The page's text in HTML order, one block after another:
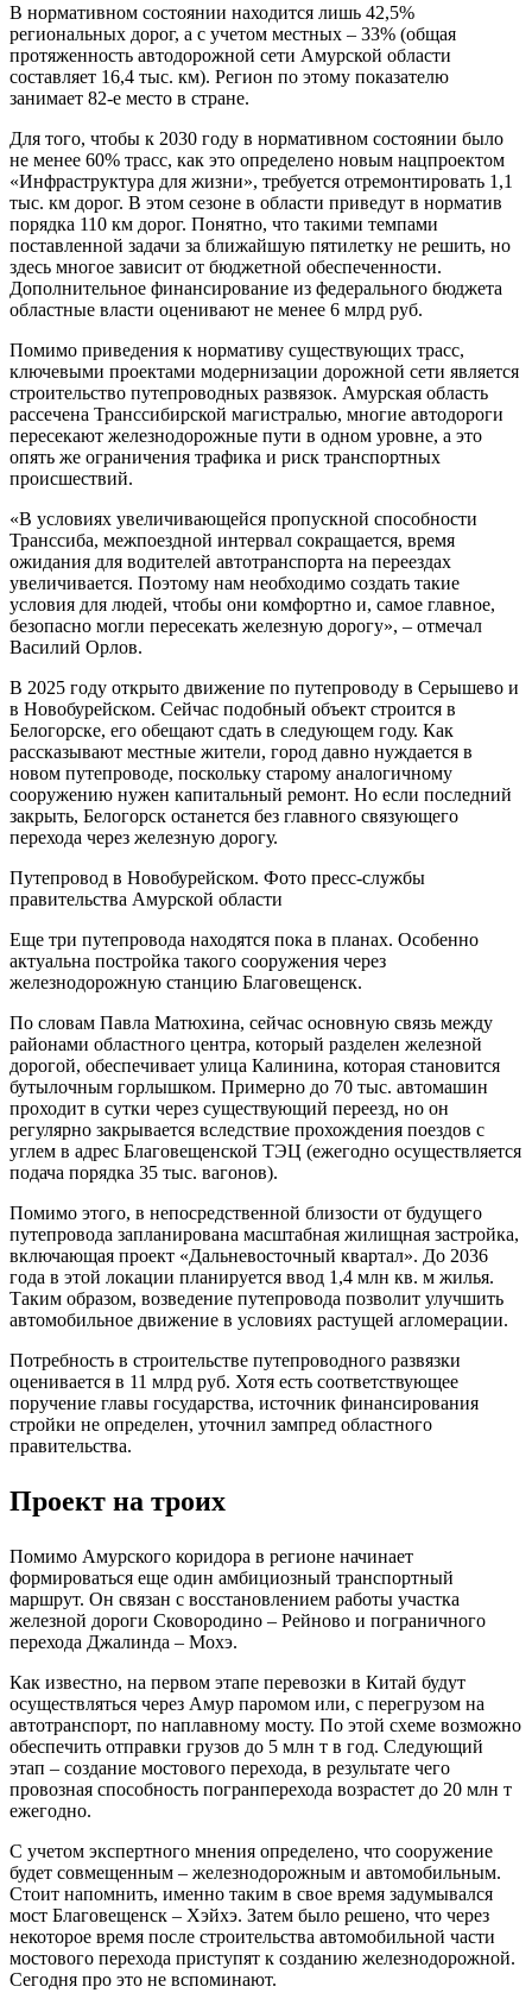
В нормативном состоянии находится лишь 42,5%
региональных дорог, а с учетом местных – 33% (общая
протяженность автодорожной сети Амурской области
составляет 16,4 тыс. км). Регион по этому показателю
занимает 82-е место в стране.
Для того, чтобы к 2030 году в нормативном состоянии было
не менее 60% трасс, как это определено новым нацпроектом
«Инфраструктура для жизни», требуется отремонтировать 1,1
тыс. км дорог. В этом сезоне в области приведут в норматив
порядка 110 км дорог. Понятно, что такими темпами
поставленной задачи за ближайшую пятилетку не решить, но
здесь многое зависит от бюджетной обеспеченности.
Дополнительное финансирование из федерального бюджета
областные власти оценивают не менее 6 млрд руб.
Помимо приведения к нормативу существующих трасс,
ключевыми проектами модернизации дорожной сети является
строительство путепроводных развязок. Амурская область
рассечена Транссибирской магистралью, многие автодороги
пересекают железнодорожные пути в одном уровне, а это
опять же ограничения трафика и риск транспортных
происшествий.
«В условиях увеличивающейся пропускной способности
Транссиба, межпоездной интервал сокращается, время
ожидания для водителей автотранспорта на переездах
увеличивается. Поэтому нам необходимо создать такие
условия для людей, чтобы они комфортно и, самое главное,
безопасно могли пересекать железную дорогу», – отмечал
Василий Орлов.
В 2025 году открыто движение по путепроводу в Серышево и
в Новобурейском. Сейчас подобный объект строится в
Белогорске, его обещают сдать в следующем году. Как
рассказывают местные жители, город давно нуждается в
новом путепроводе, поскольку старому аналогичному
сооружению нужен капитальный ремонт. Но если последний
закрыть, Белогорск останется без главного связующего
перехода через железную дорогу.
Путепровод в Новобурейском. Фото пресс-службы
правительства Амурской области
Еще три путепровода находятся пока в планах. Особенно
актуальна постройка такого сооружения через
железнодорожную станцию Благовещенск.
По словам Павла Матюхина, сейчас основную связь между
районами областного центра, который разделен железной
дорогой, обеспечивает улица Калинина, которая становится
бутылочным горлышком. Примерно до 70 тыс. автомашин
проходит в сутки через существующий переезд, но он
регулярно закрывается вследствие прохождения поездов с
углем в адрес Благовещенской ТЭЦ (ежегодно осуществляется
подача порядка 35 тыс. вагонов).
Помимо этого, в непосредственной близости от будущего
путепровода запланирована масштабная жилищная застройка,
включающая проект «Дальневосточный квартал». До 2036
года в этой локации планируется ввод 1,4 млн кв. м жилья.
Таким образом, возведение путепровода позволит улучшить
автомобильное движение в условиях растущей агломерации.
Потребность в строительстве путепроводного развязки
оценивается в 11 млрд руб. Хотя есть соответствующее
поручение главы государства, источник финансирования
стройки не определен, уточнил зампред областного
правительства.
Проект на троих
Помимо Амурского коридора в регионе начинает
формироваться еще один амбициозный транспортный
маршрут. Он связан с восстановлением работы участка
железной дороги Сковородино – Рейново и пограничного
перехода Джалинда – Мохэ.
Как известно, на первом этапе перевозки в Китай будут
осуществляться через Амур паромом или, с перегрузом на
автотранспорт, по наплавному мосту. По этой схеме возможно
обеспечить отправки грузов до 5 млн т в год. Следующий
этап – создание мостового перехода, в результате чего
провозная способность погранперехода возрастет до 20 млн т
ежегодно.
С учетом экспертного мнения определено, что сооружение
будет совмещенным – железнодорожным и автомобильным.
Стоит напомнить, именно таким в свое время задумывался
мост Благовещенск – Хэйхэ. Затем было решено, что через
некоторое время после строительства автомобильной части
мостового перехода приступят к созданию железнодорожной.
Сегодня про это не вспоминают.